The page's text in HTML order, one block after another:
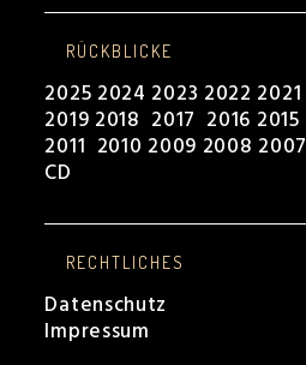
RÜCKBLICKE
2025 2024 2023 2022 2021
2019 2018 2017 2016 2015
2011 2010 2009 2008 2007
CD
RECHTLICHES
Datenschutz
Impressum